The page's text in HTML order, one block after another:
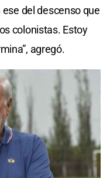
del descenso que
colonistas. Estoy
agregó.